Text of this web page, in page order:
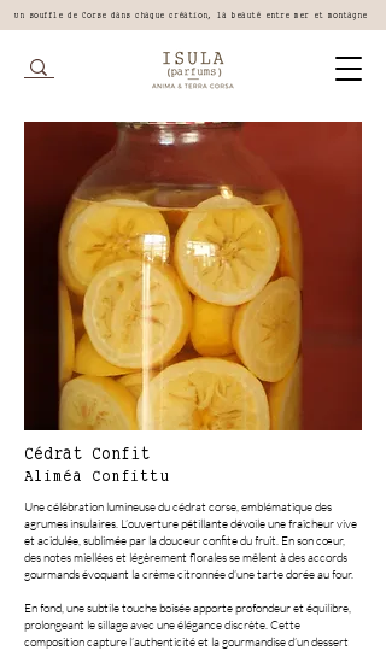
Un souffle de Corse dans chaque création, la beauté entre mer et montagne
Cédrat Confit
Aliméa Confittu
Une célébration lumineuse du cédrat corse, emblématique des
agrumes insulaires. L’ouverture pétillante dévoile une fraîcheur vive
et acidulée, sublimée par la douceur confite du fruit. En son cœur,
des notes miellées et légèrement florales se mêlent à des accords
gourmands évoquant la crème citronnée d’une tarte dorée au four.
En fond, une subtile touche boisée apporte profondeur et équilibre,
prolongeant le sillage avec une élégance discrète. Cette
composition capture l’authenticité et la gourmandise d’un dessert